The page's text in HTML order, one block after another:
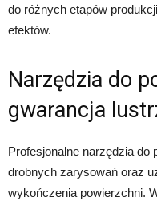
do różnych etapów
efektów.
Narzędzia do
gwarancja
Profesjonalne narzędzia do
drobnych zarysowań oraz
wykończenia powierzchni.